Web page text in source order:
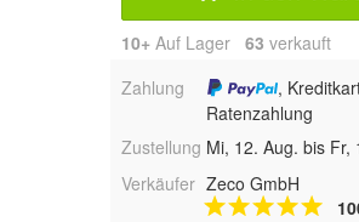
10+ Auf Lager 63 verkauft
Zahlung
,
Ratenzahlung
Zustellung Mi, 12. Aug. bis Fr,
Verkäufer Zeco GmbH